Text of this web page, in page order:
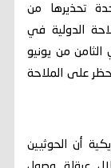
تحذيرها من
الدولية في
الثامن من يونيو
على الملاحة
أن الحوثيين